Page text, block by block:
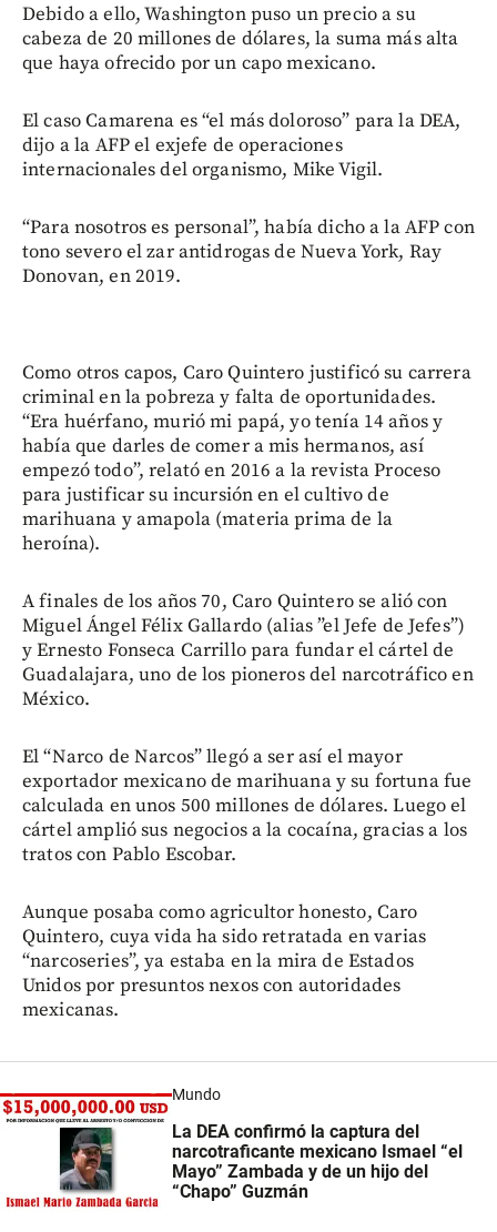
Debido a ello, Washington puso un precio a su
cabeza de 20 millones de dólares, la suma más alta
que haya ofrecido por un capo mexicano.
El caso Camarena es “el más doloroso” para la DEA,
dijo a la AFP el exjefe de operaciones
internacionales del organismo, Mike Vigil.
“Para nosotros es personal”, había dicho a la AFP con
tono severo el zar antidrogas de Nueva York, Ray
Donovan, en 2019.
Como otros capos, Caro Quintero justificó su carrera
criminal en la pobreza y falta de oportunidades.
“Era huérfano, murió mi papá, yo tenía 14 años y
había que darles de comer a mis hermanos, así
empezó todo”, relató en 2016 a la revista Proceso
para justificar su incursión en el cultivo de
marihuana y amapola (materia prima de la
heroína).
A finales de los años 70, Caro Quintero se alió con
Miguel Ángel Félix Gallardo (alias ”el Jefe de Jefes”)
y Ernesto Fonseca Carrillo para fundar el cártel de
Guadalajara, uno de los pioneros del narcotráfico en
México.
El “Narco de Narcos” llegó a ser así el mayor
exportador mexicano de marihuana y su fortuna fue
calculada en unos 500 millones de dólares. Luego el
cártel amplió sus negocios a la cocaína, gracias a los
tratos con Pablo Escobar.
Aunque posaba como agricultor honesto, Caro
Quintero, cuya vida ha sido retratada en varias
“narcoseries”, ya estaba en la mira de Estados
Unidos por presuntos nexos con autoridades
mexicanas.
Mundo
La DEA confirmó la captura del
narcotraficante mexicano Ismael “el
Mayo” Zambada y de un hijo del
“Chapo” Guzmán